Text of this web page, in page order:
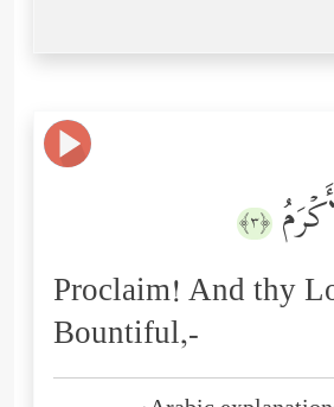
﴿٣﴾
Proclaim! And thy
Bountiful,-